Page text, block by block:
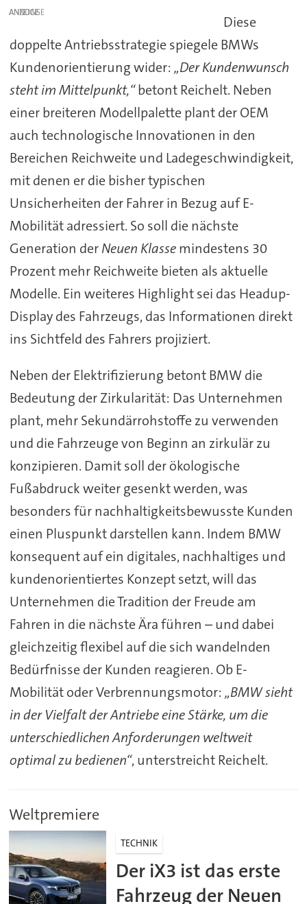
ANZEIGE
Diese
doppelte Antriebsstrategie spiegele BMWs
Kundenorientierung wider: „Der Kundenwunsch
steht im Mittelpunkt,“betont Reichelt. Neben
einer breiteren Modellpalette plant der OEM
auch technologische Innovationen in den
Bereichen Reichweite und Ladegeschwindigkeit,
mit denen er die bisher typischen
Unsicherheiten der Fahrer in Bezug auf E-
Mobilität adressiert. So soll die nächste
Generation derNeuen Klassemindestens 30
Prozent mehr Reichweite bieten als aktuelle
Modelle. Ein weiteres Highlight sei das Headup-
Display des Fahrzeugs, das Informationen direkt
ins Sichtfeld des Fahrers projiziert.
Neben der Elektrifizierung betont BMW die
Bedeutung der Zirkularität: Das Unternehmen
plant, mehr Sekundärrohstoffe zu verwenden
und die Fahrzeuge von Beginn an zirkulär zu
konzipieren. Damit soll der ökologische
Fußabdruck weiter gesenkt werden, was
besonders für nachhaltigkeitsbewusste Kunden
einen Pluspunkt darstellen kann. Indem BMW
konsequent auf ein digitales, nachhaltiges und
kundenorientiertes Konzept setzt, will das
Unternehmen die Tradition der Freude am
Fahren in die nächste Ära führen – und dabei
gleichzeitig flexibel auf die sich wandelnden
Bedürfnisse der Kunden reagieren. Ob E-
Mobilität oder Verbrennungsmotor: „BMW sieht
in der Vielfalt der Antriebe eine Stärke, um die
unterschiedlichen Anforderungen weltweit
optimal zu bedienen“, unterstreicht Reichelt.
Weltpremiere
TECHNIK
Der iX3 ist das erste
Fahrzeug der Neuen